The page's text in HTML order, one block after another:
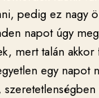
pedig ez nagy
napot úgy
mert talán
egy napot